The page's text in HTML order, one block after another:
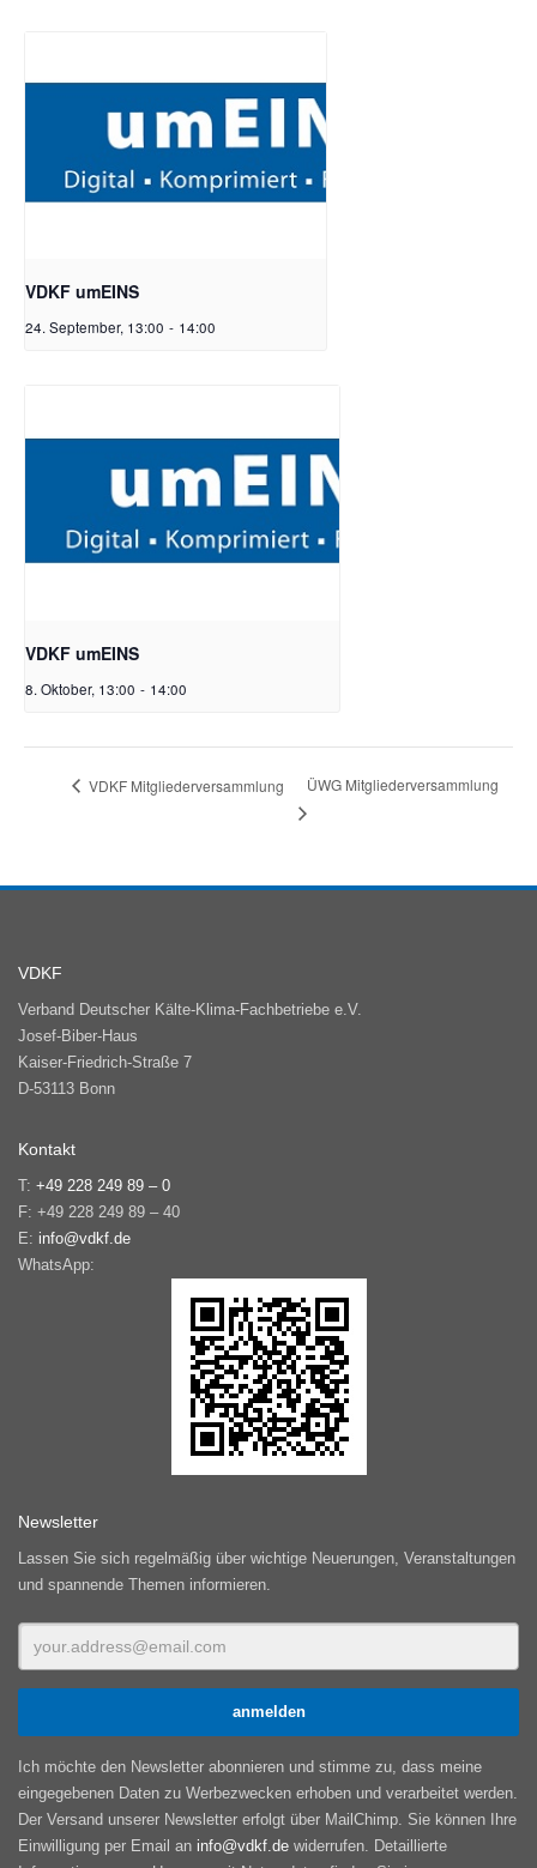
VDKF umEINS
24. September, 13:00 - 14:00
VDKF umEINS
8. Oktober, 13:00 - 14:00
VDKF Mitgliederversammlung ÜWG Mitgliederversammlung
VDKF
Verband Deutscher Kälte-Klima-Fachbetriebe e.V.
Josef-Biber-Haus
Kaiser-Friedrich-Straße 7
D-53113 Bonn
Kontakt
T: +49 228 249 89 – 0
F: +49 228 249 89 – 40
E: info@vdkf.de
WhatsApp:
Newsletter
Lassen Sie sich regelmäßig über wichtige Neuerungen, Veranstaltungen
und spannende Themen informieren.
Ich möchte den Newsletter abonnieren und stimme zu, dass meine
eingegebenen Daten zu Werbezwecken erhoben und verarbeitet werden.
Der Versand unserer Newsletter erfolgt über MailChimp. Sie können Ihre
Einwilligung per Email an info@vdkf.de widerrufen. Detaillierte